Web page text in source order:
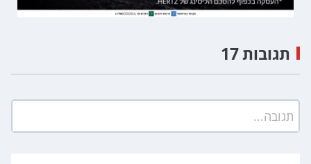
תגובה...